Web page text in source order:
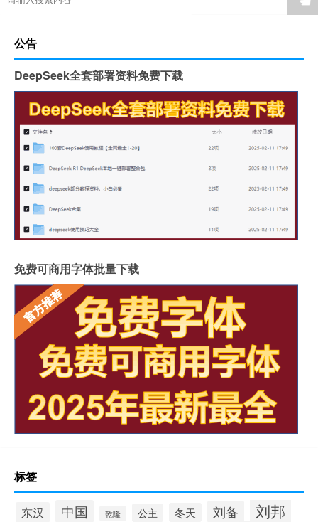
公告
DeepSeek全套部署资料免费下载
免费可商用字体批量下载
标签
东汉 中国 乾隆 公主 冬天 刘备 刘邦